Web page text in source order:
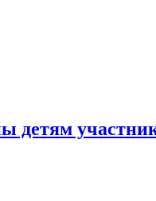
детям